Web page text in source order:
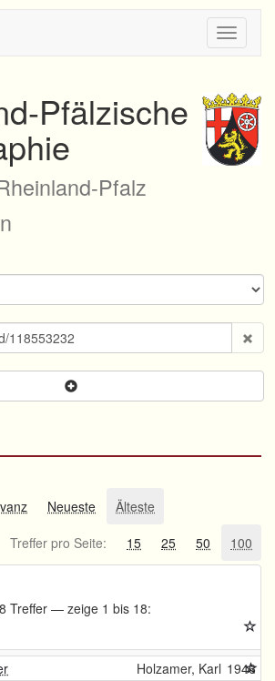
ein/
Pfälzische
Pfalz
Neueste
Älteste
Treffer pro Seite:
15 25 50 100
Treffer — zeige 1 bis 18:
Holzamer, Karl 1946